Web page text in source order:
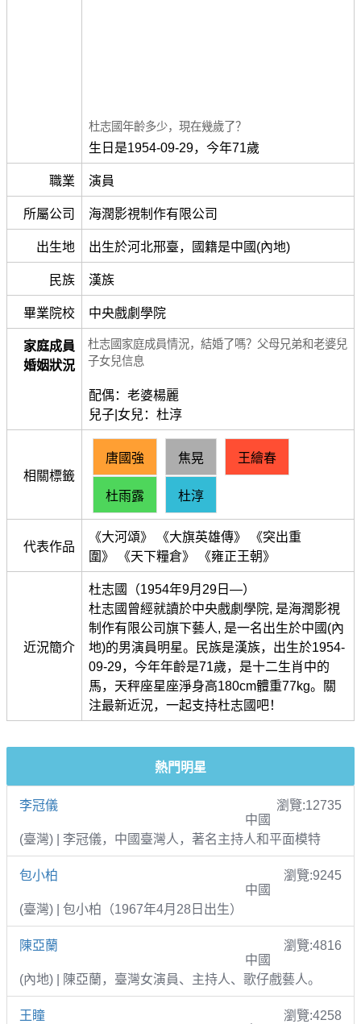
杜志國年齡多少，現在幾歲了？
生日是1954-09-29，今年71歲
職業 演員
所屬公司 海潤影視制作有限公司
出生地 出生於河北邢臺，國籍是中國(內地)
民族 漢族
畢業院校 中央戲劇學院
家庭成員
婚姻狀況
杜志國家庭成員情況，結婚了嗎？父母兄弟和老婆兒
子女兒信息
配偶：老婆楊麗
兒子|女兒：杜淳
相關標籤
唐國強 焦晃 王繪春
杜雨露 杜淳
代表作品
《大河頌》 《大旗英雄傳》 《突出重
圍》 《天下糧倉》 《雍正王朝》
近況簡介
杜志國（1954年9月29日—）
杜志國曾經就讀於中央戲劇學院, 是海潤影視
制作有限公司旗下藝人, 是一名出生於中國(內
地)的男演員明星。民族是漢族，出生於1954-
09-29，今年年齡是71歲，是十二生肖中的
馬，天秤座星座淨身高180cm體重77kg。關
注最新近況，一起支持杜志國吧！
熱門明星
李冠儀
瀏覽:12735
中國
(臺灣) | 李冠儀，中國臺灣人，著名主持人和平面模特
包小柏
瀏覽:9245
中國
(臺灣) | 包小柏（1967年4月28日出生）
陳亞蘭
瀏覽:4816
中國
(內地) | 陳亞蘭，臺灣女演員、主持人、歌仔戲藝人。
王瞳
瀏覽:4258